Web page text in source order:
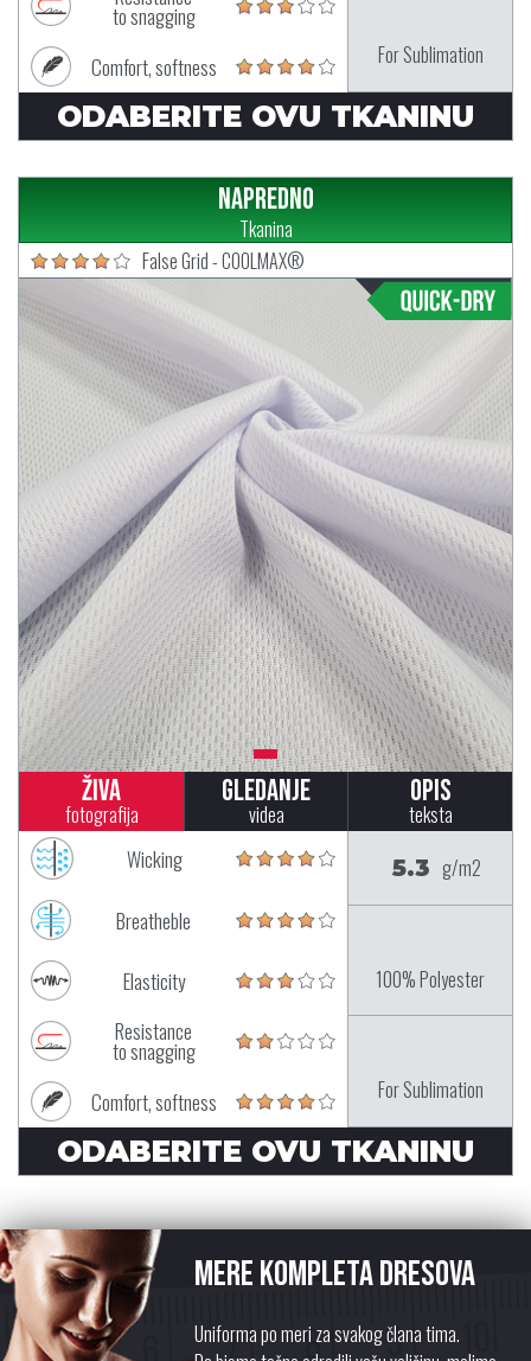
to snagging
Comfort, softness
For Sublimation
ODABERITE OVU TKANINU
Napredno
Tkanina
False Grid - COOLMAX®
Živa
fotografija
Gledanje
videa
Opis
teksta
Wicking
Breatheble
Elasticity
Resistance
to snagging
Comfort, softness
5.3 g/m2
100% Polyester
For Sublimation
ODABERITE OVU TKANINU
Mere kompleta dresova
Uniforma po meri za svakog člana tima.